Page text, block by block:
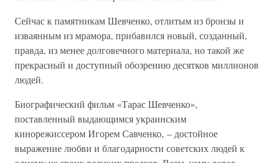
Сейчас к памятникам Шевченко, отлитым из бронзы и
изваянным из мрамора, прибавился новый, созданный,
правда, из менее долговечного материала, но такой же
прекрасный и доступный обозрению десятков миллионов
людей.
Биографический фильм «Тарас Шевченко»,
поставленный выдающимся украинским
кинорежиссером Игорем Савченко, – достойное
выражение любви и благодарности советских людей к